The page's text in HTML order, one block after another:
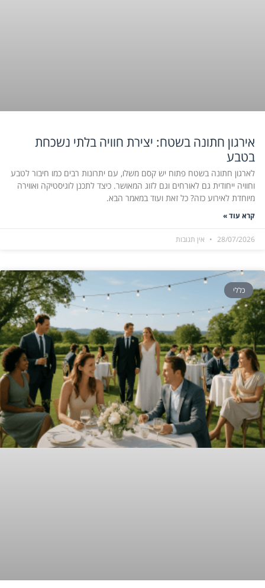
אירגון חתונה בשטח: יצירת חוויה בלתי נשכחת
בטבע
לארגון חתונה בשטח פתוח יש קסם משלו, עם יתרונות רבים כמו חיבור לטבע
וחוויה ייחודית גם לאורחים וגם לזוג המאושר. כיצד לתכנן לוגיסטיקה ואווירה
מיוחדת לאירוע כזה? כל זאת ועוד במאמר הבא.
קרא עוד »
28/07/2026 אין תגובות
כללי